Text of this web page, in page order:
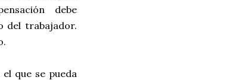
debe
del trabajador.
que se pueda